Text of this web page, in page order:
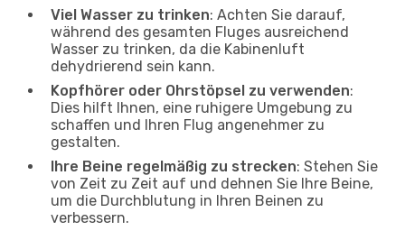
Viel Wasser zu trinken: Achten Sie darauf,
während des gesamten Fluges ausreichend
Wasser zu trinken, da die Kabinenluft
dehydrierend sein kann.
Kopfhörer oder Ohrstöpsel zu verwenden:
Dies hilft Ihnen, eine ruhigere Umgebung zu
schaffen und Ihren Flug angenehmer zu
gestalten.
Ihre Beine regelmäßig zu strecken: Stehen Sie
von Zeit zu Zeit auf und dehnen Sie Ihre Beine,
um die Durchblutung in Ihren Beinen zu
verbessern.